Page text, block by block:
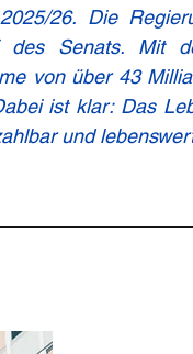
26. Die
des Senats. Mit
von über 43
ist klar: Das
und